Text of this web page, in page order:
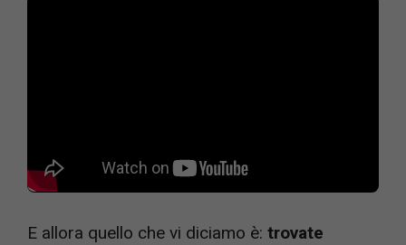
E allora quello che vi diciamo è: trovate